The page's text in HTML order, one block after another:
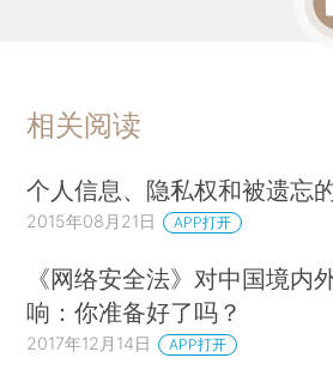
相关阅读
个人信息、隐私权和被遗忘
2015年08月21日 APP打开
《网络安全法》对中国境内
响：你准备好了吗？
2017年12月14日 APP打开